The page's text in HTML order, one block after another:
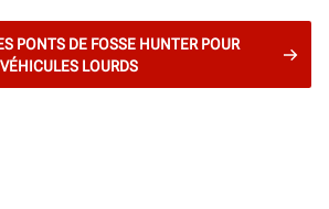
PONTS DE FOSSE HUNTER POUR
VÉHICULES LOURDS